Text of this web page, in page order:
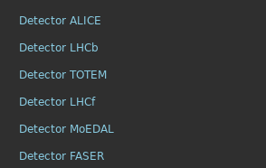
Detector ALICE
Detector LHCb
Detector TOTEM
Detector LHCf
Detector MoEDAL
Detector FASER